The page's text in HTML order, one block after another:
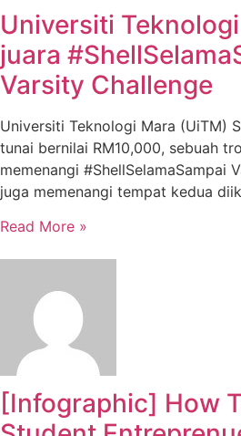
Universiti
juara
Varsity Challenge
Universiti Teknologi Mara (UiTM)
tunai bernilai RM10,000, sebuah
memenangi #ShellSelamaSampai
juga memenangi tempat kedua
Read More »
[Infographic] How